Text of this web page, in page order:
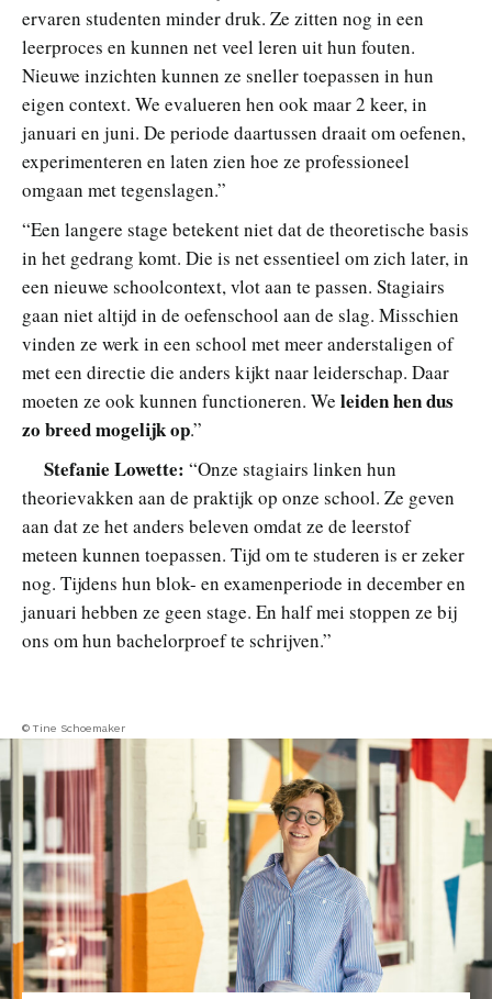
ervaren studenten minder druk. Ze zitten nog in een
leerproces en kunnen net veel leren uit hun fouten.
Nieuwe inzichten kunnen ze sneller toepassen in hun
eigen context. We evalueren hen ook maar 2 keer, in
januari en juni. De periode daartussen draait om oefenen,
experimenteren en laten zien hoe ze professioneel
omgaan met tegenslagen.”
“Een langere stage betekent niet dat de theoretische basis
in het gedrang komt. Die is net essentieel om zich later, in
een nieuwe schoolcontext, vlot aan te passen. Stagiairs
gaan niet altijd in de oefenschool aan de slag. Misschien
vinden ze werk in een school met meer anderstaligen of
met een directie die anders kijkt naar leiderschap. Daar
moeten ze ook kunnen functioneren. We leiden hen dus
zo breed mogelijk op.”
Stefanie Lowette: “Onze stagiairs linken hun
theorievakken aan de praktijk op onze school. Ze geven
aan dat ze het anders beleven omdat ze de leerstof
meteen kunnen toepassen. Tijd om te studeren is er zeker
nog. Tijdens hun blok- en examenperiode in december en
januari hebben ze geen stage. En half mei stoppen ze bij
ons om hun bachelorproef te schrijven.”
© Tine Schoemaker